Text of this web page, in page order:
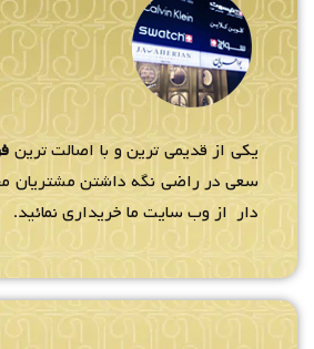
یکی از قدیمی ترین و با اصالت ترین
سعی در راضی نگه داشتن مشتریان محترم
دار از وب سایت ما خریداری نمائید.